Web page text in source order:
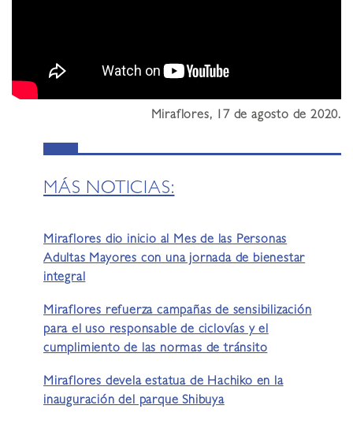
Miraflores, 17 de agosto de 2020.
MÁS NOTICIAS:
Miraflores dio inicio al Mes de las Personas
Adultas Mayores con una jornada de bienestar
integral
Miraflores refuerza campañas de sensibilización
para el uso responsable de ciclovías y el
cumplimiento de las normas de tránsito
Miraflores devela estatua de Hachiko en la
inauguración del parque Shibuya